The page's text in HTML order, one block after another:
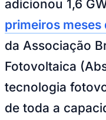
NBA
Fórmula 1
UFC
Tênis (ATP)
NHL
Vôlei
NBB
adicionou 1,6
primeiros meses
da Associação
Fotovoltaica
tecnologia
de toda a